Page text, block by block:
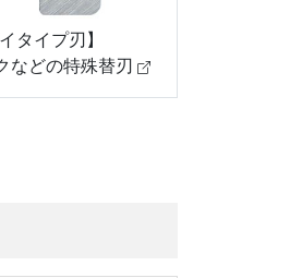
タイプ刃】
などの特殊替刃